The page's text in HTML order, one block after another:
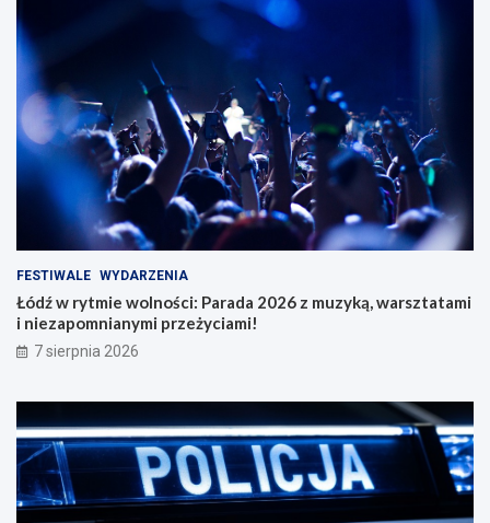
FESTIWALE WYDARZENIA
Łódź w rytmie wolności: Parada 2026 z muzyką, warsztatami
i niezapomnianymi przeżyciami!
7 sierpnia 2026